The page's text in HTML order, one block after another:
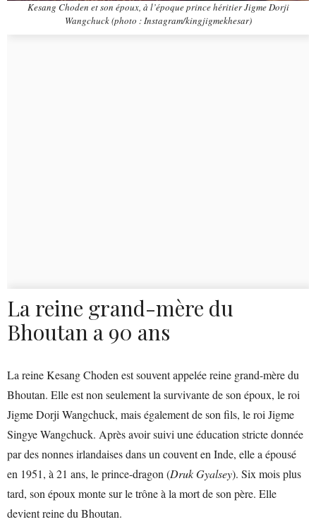
Kesang Choden et son époux, à l’époque prince héritier Jigme Dorji
Wangchuck (photo : Instagram/kingjigmekhesar)
La reine grand-mère du
Bhoutan a 90 ans
La reine Kesang Choden est souvent appelée reine grand-mère du
Bhoutan. Elle est non seulement la survivante de son époux, le roi
Jigme Dorji Wangchuck, mais également de son fils, le roi Jigme
Singye Wangchuck. Après avoir suivi une éducation stricte donnée
par des nonnes irlandaises dans un couvent en Inde, elle a épousé
en 1951, à 21 ans, le prince-dragon (Druk Gyalsey). Six mois plus
tard, son époux monte sur le trône à la mort de son père. Elle
devient reine du Bhoutan.